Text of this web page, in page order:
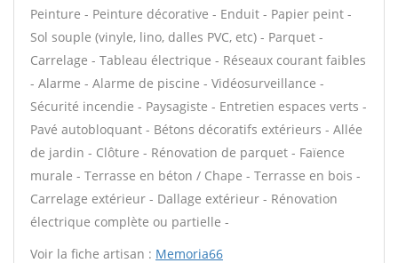
Peinture - Peinture décorative - Enduit - Papier peint -
Sol souple (vinyle, lino, dalles PVC, etc) - Parquet -
Carrelage - Tableau électrique - Réseaux courant faibles
- Alarme - Alarme de piscine - Vidéosurveillance -
Sécurité incendie - Paysagiste - Entretien espaces verts -
Pavé autobloquant - Bétons décoratifs extérieurs - Allée
de jardin - Clôture - Rénovation de parquet - Faïence
murale - Terrasse en béton / Chape - Terrasse en bois -
Carrelage extérieur - Dallage extérieur - Rénovation
électrique complète ou partielle -
Voir la fiche artisan : Memoria66